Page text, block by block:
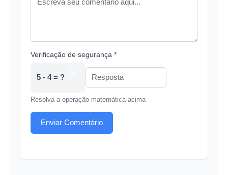
Verificação de segurança *
5 - 4 = ?
Resolva a operação matemática acima
Enviar Comentário